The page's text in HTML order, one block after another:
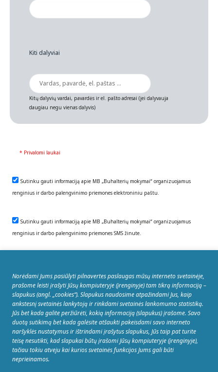
Kiti dalyviai
Kitų dalyvių vardai, pavardės ir el. pašto adresai (jei dalyvauja
daugiau negu vienas dalyvis)
* Privalomi laukai
Sutinku gauti informaciją apie MB „Buhalterių mokymai“ organizuojamus
renginius ir darbo palengvinimo priemones elektroniniu paštu.
Sutinku gauti informaciją apie MB „Buhalterių mokymai“ organizuojamus
renginius ir darbo palengvinimo priemones SMS žinute.
REGISTRUOTIS
© MB Buhalterių mokymai Sėlių g. 33, 08109
Vilnius. Tel.: +370 5 263 9922. Įmonės kodas:
304093745, PVM mokėtojo kodas:
LT100009706016, Registras: VĮ Registrų
Norėdami Jums pasiūlyti pilnavertes paslaugas mūsų interneto svetainėje,
prašome leisti įrašyti Jūsų kompiuteryje (įrenginyje) tam tikrą informaciją –
slapukus (angl. „cookies“). Slapukus naudosime atpažindami Jus, kaip
ankstesnį svetainės lankytoją ir rinkdami svetainės lankomumo statistiką.
Jūs bet kada galite peržiūrėti, kokią informaciją (slapukus) įrašome. Savo
duotą sutikimą bet kada galėsite atšaukti pakeisdami savo interneto
naršyklės nustatymus ir ištrindami įrašytus slapukus, Jūs taip pat turite
teisę nesutikti, kad slapukai būtų įrašomi Jūsų kompiuteryje (įrenginyje),
tačiau tokiu atveju kai kurios svetainės funkcijos Jums gali būti
neprieinamos.